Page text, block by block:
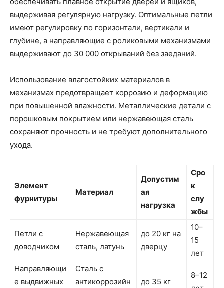
выдерживая регулярную нагрузку. Оптимальные петли
имеют регулировку по горизонтали, вертикали и
глубине, а направляющие с роликовыми механизмами
выдерживают до 30 000 открываний без заеданий.
Использование влагостойких материалов в
механизмах предотвращает коррозию и деформацию
при повышенной влажности. Металлические детали с
порошковым покрытием или нержавеющая сталь
сохраняют прочность и не требуют дополнительного
ухода.
Элемент
фурнитуры
Материал
Допустим
ая
нагрузка
Сро
к
слу
жбы
Петли с
доводчиком
Нержавеющая
сталь, латунь
до 20 кг на
дверцу
10–
15
лет
Направляющи
е выдвижных
Сталь с
антикоррозийн
до 35 кг
8–12